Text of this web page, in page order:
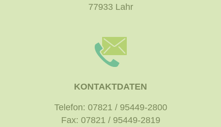
77933 Lahr
KONTAKTDATEN
Telefon: 07821 / 95449-2800
Fax: 07821 / 95449-2819